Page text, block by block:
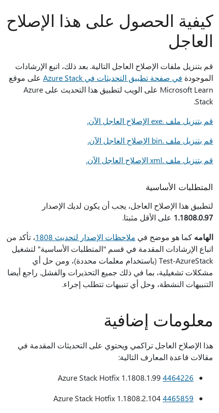
كيفية الحصول على هذا الإصلاح
العاجل
قم بتنزيل ملفات الإصلاح العاجل التالية. بعد ذلك، اتبع الإرشادات
الموجودة في صفحة تطبيق التحديثات في Azure Stack
على موقع
Microsoft Learn على الويب لتطبيق هذا التحديث على Azure
Stack.
قم بتنزيل ملف .exe الإصلاح العاجل الآن.
قم بتنزيل ملف .bin الإصلاح العاجل الآن.
قم بتنزيل ملف .xml الإصلاح العاجل الآن.
المتطلبات الأساسية
لتطبيق هذا الإصلاح العاجل، يجب أن يكون لديك الإصدار
1.1808.0.97 على الأقل مثبتا.
الهامه كما هو موضح في ملاحظات الإصدار لتحديث 1808
، تأكد من
اتباع الإرشادات المقدمة في قسم "المتطلبات الأساسية" لتشغيل
Test-AzureStack (باستخدام معلمات محددة)، ومن حل أي
مشكلات تشغيلية، بما في ذلك جميع التحذيرات والفشل. راجع أيضا
التنبيهات النشطة، وحل أي تنبيهات تتطلب إجراء.
معلومات إضافية
هذا الإصلاح العاجل تراكمي ويحتوي على التحديثات المقدمة في
مقالات قاعدة المعارف التالية:
4464226
4465859